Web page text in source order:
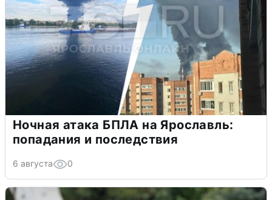
Ночная атака БПЛА на Ярославль:
попадания и последствия
6 августа 0